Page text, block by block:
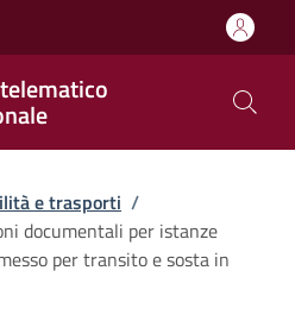
e trasporti /
documentali per istanze
per transito e sosta in